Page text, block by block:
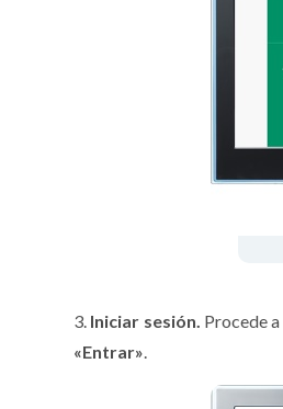
3. Iniciar sesión. Procede a
«Entrar»